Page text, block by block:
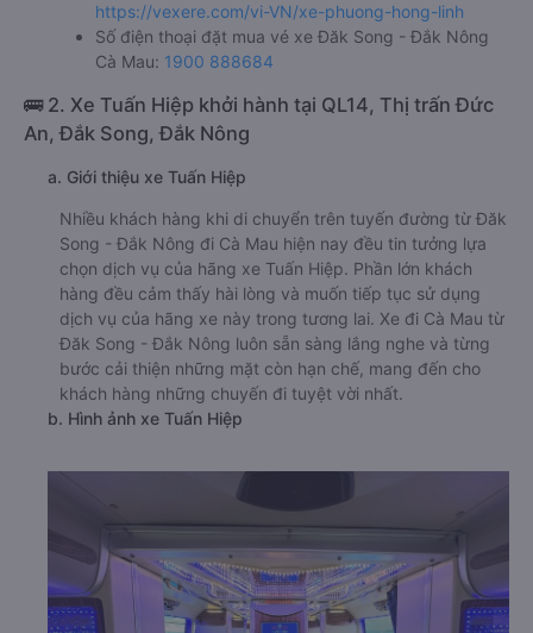
https://vexere.com/vi-VN/xe-phuong-hong-linh
Số điện thoại đặt mua vé xe Đăk Song - Đắk Nông
Cà Mau: 1900 888684
🚌 2. Xe Tuấn Hiệp khởi hành tại QL14, Thị trấn Đức
An, Đắk Song, Đắk Nông
a. Giới thiệu xe Tuấn Hiệp
Nhiều khách hàng khi di chuyển trên tuyến đường từ Đăk
Song - Đắk Nông đi Cà Mau hiện nay đều tin tưởng lựa
chọn dịch vụ của hãng xe Tuấn Hiệp. Phần lớn khách
hàng đều cảm thấy hài lòng và muốn tiếp tục sử dụng
dịch vụ của hãng xe này trong tương lai. Xe đi Cà Mau từ
Đăk Song - Đắk Nông luôn sẵn sàng lắng nghe và từng
bước cải thiện những mặt còn hạn chế, mang đến cho
khách hàng những chuyến đi tuyệt vời nhất.
b. Hình ảnh xe Tuấn Hiệp